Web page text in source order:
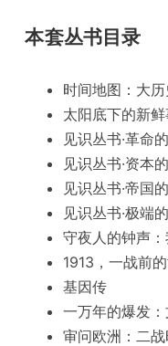
本套丛书目录
时间地图：大
太阳底下的新
见识丛书·革命
见识丛书·资本
见识丛书·帝国
见识丛书·极端
守夜人的钟声
1913，一战前
基因传
一万年的爆发
审问欧洲：二